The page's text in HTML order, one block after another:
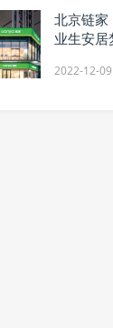
北京链家
业生安居
2022-12-